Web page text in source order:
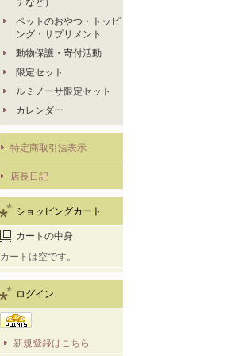
チなど）
ペットのおやつ・トッピ
ング・サプリメント
動物保護・寄付活動
限定セット
ルミノーサ限定セット
カレンダー
特定商取引法表示
店長日記
ショッピングカート
カートの中身
カートは空です。
ログイン
新規登録はこちら